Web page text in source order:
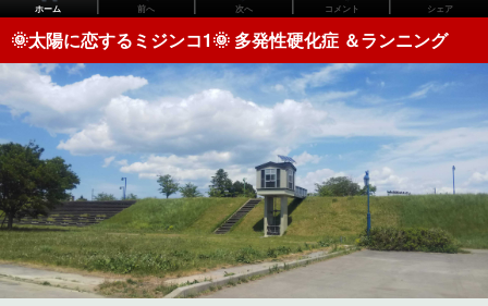
ホーム 前へ 次へ コメント シェア
🌞太陽に恋するミジンコ1🌞 多発性硬化症 ＆ランニング